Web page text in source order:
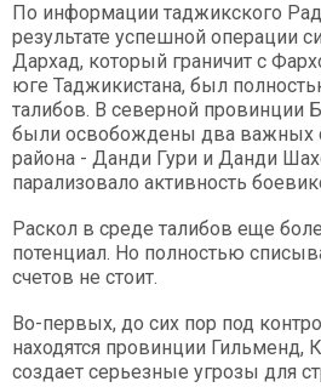
По информации таджикского
результате успешной операции
Дархад, который граничит с
юге Таджикистана, был
талибов. В северной провинции
были освобождены два важных
района - Данди Гури и Данди
парализовало активность
Раскол в среде талибов еще
потенциал. Но полностью
счетов не стоит.
Во-первых, до сих пор под
находятся провинции Гильменд,
создает серьезные угрозы для